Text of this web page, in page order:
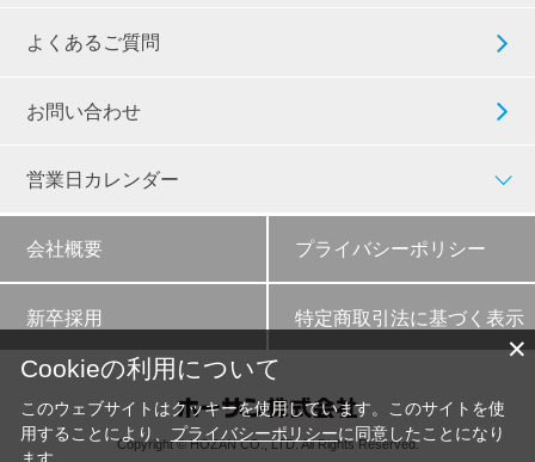
よくあるご質問
お問い合わせ
営業日カレンダー
会社概要 プライバシーポリシー
新卒採用 特定商取引法に基づく表示
Copyright © HOZAN CO., LTD. All Rights Reserved.
✕
Cookieの利用について
このウェブサイトはクッキーを使用しています。このサイトを使
用することにより、 プライバシーポリシーに同意したことになり